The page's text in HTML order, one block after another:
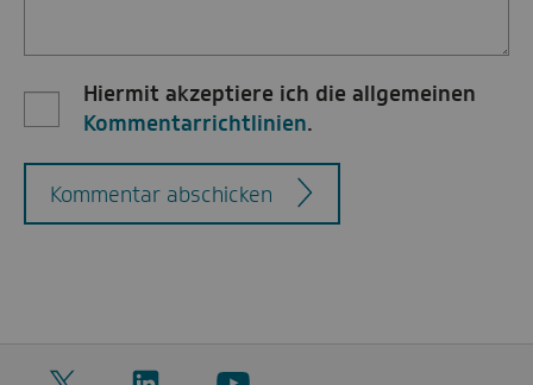
Hiermit akzeptiere ich die allgemeinen
Kommentarrichtlinien.
Kommentar abschicken
Twitter
LinkedIn